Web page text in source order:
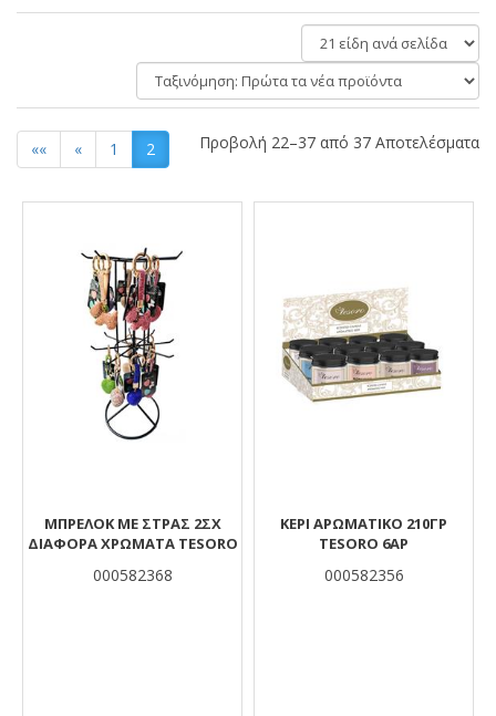
είδη
ανά
σελίδα
Ταξινόμηση:
«« « 1 2 Προβολή 22–37 από 37 Αποτελέσματα
Αποτελέσματα
ΜΠΡΕΛΟΚ ΜΕ ΣΤΡΑΣ 2ΣΧ
ΔΙΑΦΟΡΑ ΧΡΩΜΑΤΑ TESORO
000582368
ΚΕΡΙ ΑΡΩΜΑΤΙΚΟ 210ΓΡ
TESORO 6ΑΡ
000582356